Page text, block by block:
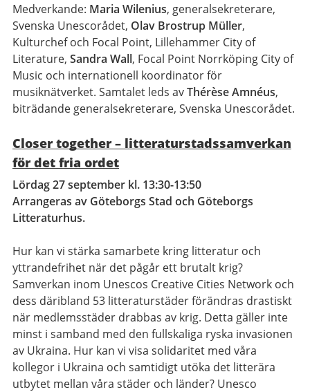
Medverkande: Maria Wilenius, generalsekreterare,
Svenska Unescorådet, Olav Brostrup Müller,
Kulturchef och Focal Point, Lillehammer City of
Literature, Sandra Wall, Focal Point Norrköping City of
Music och internationell koordinator för
musiknätverket. Samtalet leds avThérèse Amnéus,
biträdande generalsekreterare, Svenska Unescorådet.
Closer together – litteraturstadssamverkan
för det fria ordet
Lördag 27 september kl. 13:30-13:50
Arrangeras av Göteborgs Stad och Göteborgs
Litteraturhus.
Hur kan vi stärka samarbete kring litteratur och
yttrandefrihet när det pågår ett brutalt krig?
Samverkan inom Unescos Creative Cities Network och
dess däribland 53 litteraturstäder förändras drastiskt
när medlemsstäder drabbas av krig. Detta gäller inte
minst i samband med den fullskaliga ryska invasionen
av Ukraina. Hur kan vi visa solidaritet med våra
kollegor i Ukraina och samtidigt utöka det litterära
utbytet mellan våra städer och länder? Unesco